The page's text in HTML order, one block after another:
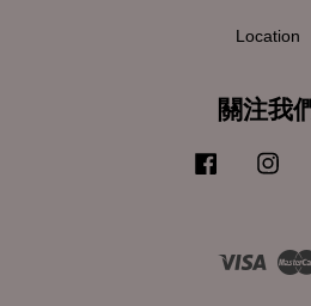
Location
關注我
Facebook
Visa